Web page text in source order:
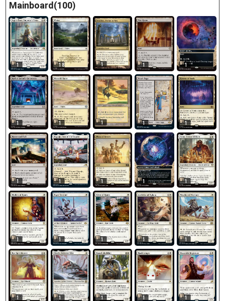
Mainboard(100)
1 18 1 1 1
1 1 1 1 1
1 1 1 1 1
1 1 1 1 1
1 1 1 1 1